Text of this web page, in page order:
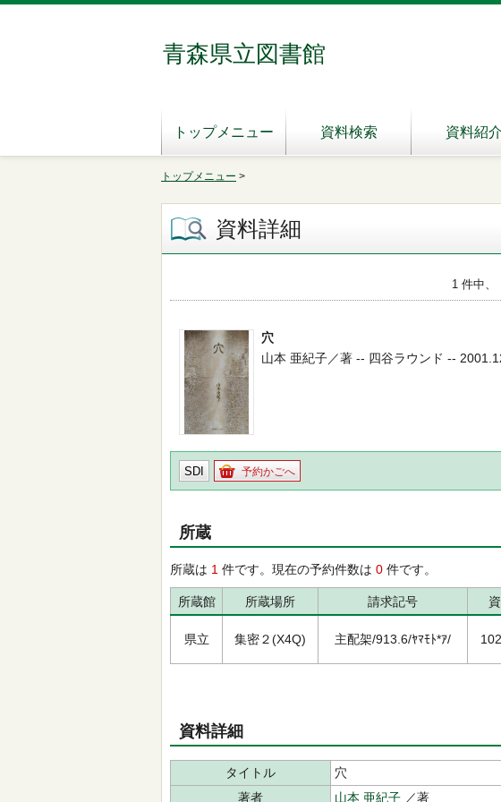
青森県立図書館
トップメニュー 資料検索 資料紹介
トップメニュー >
資料詳細
1 件中、
穴
山本 亜紀子／著 -- 四谷ラウンド --
SDI 予約かごへ
所蔵
所蔵は 1 件です。現在の予約件数は 0 件です。
所蔵館 所蔵場所 請求記号
県立 集密２(X4Q) 主配架/913.6/ﾔﾏﾓﾄ*ｱ/
資料詳細
タイトル
穴
著者
山本 亜紀子 ／著